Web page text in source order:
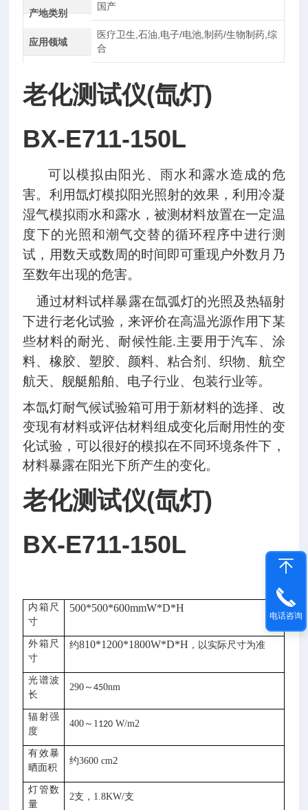
产地类别
国产
应用领域
医疗卫生,石油,电子/电池,制药/生物制药,综
合
老化测试仪(氙灯)
BX-E711-150L
可以模拟由阳光、雨水和露水造成的危
害。利用氙灯模拟阳光照射的效果，利用冷凝
湿气模拟雨水和露水，被测材料放置在一定温
度下的光照和潮气交替的循环程序中进行测
试，用数天或数周的时间即可重现户外数月乃
至数年出现的危害。
通过材料试样暴露在氙弧灯的光照及热辐射
下进行老化试验，来评价在高温光源作用下某
些材料的耐光、耐候性能.主要用于汽车、涂
料、橡胶、塑胶、颜料、粘合剂、织物、航空
航天、舰艇船舶、电子行业、包装行业等。
本氙灯耐气候试验箱可用于新材料的选择、改
变现有材料或评估材料组成变化后耐用性的变
化试验，可以很好的模拟在不同环境条件下，
材料暴露在阳光下所产生的变化。
老化测试仪(氙灯)
BX-E711-150L
内箱尺
寸
500*500*600mmW*D*H
外箱尺
寸
约810*1200*1800W*D*H ，以实际尺寸为准
光谱波
长
290～450nm
辐射强
度
400～ 1120 W/m2
有效暴
晒面积
约3600cm2
灯管数
量
2支，1.8KW/支
电话咨询